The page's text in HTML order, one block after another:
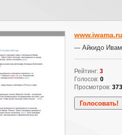
www.iwama.ru
--- Айкидо
Рейтинг: 3
Голосов: 0
Просмотров: